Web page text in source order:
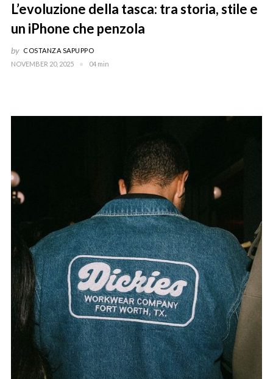
L’evoluzione della tasca: tra storia, stile e
un iPhone che penzola
by COSTANZA SAPUPPO
NOVEMBER 20, 2025
04 min